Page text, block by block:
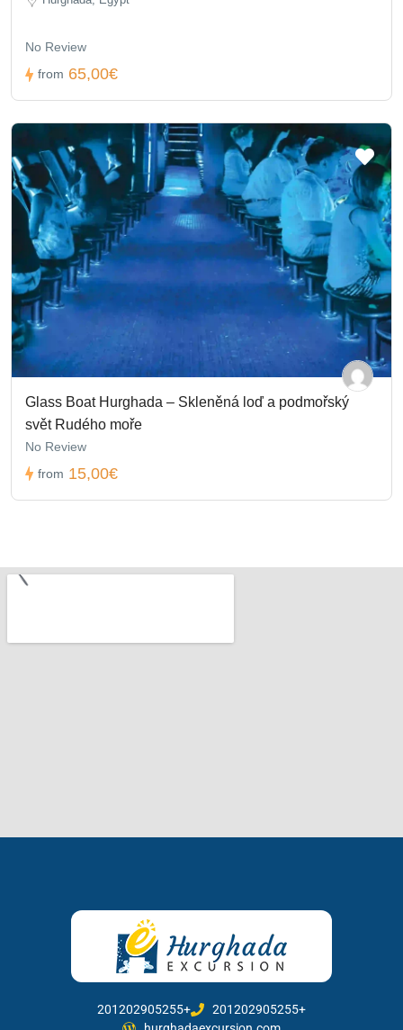
No Review
from 65,00€
Glass Boat Hurghada – Skleněná loď a podmořský
svět Rudého moře
No Review
from 15,00€
201202905255+
201202905255+